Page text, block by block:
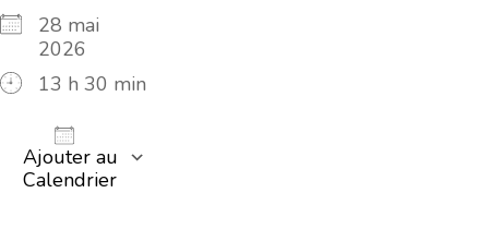
28 mai
2026
13 h 30 min
Ajouter au
Calendrier